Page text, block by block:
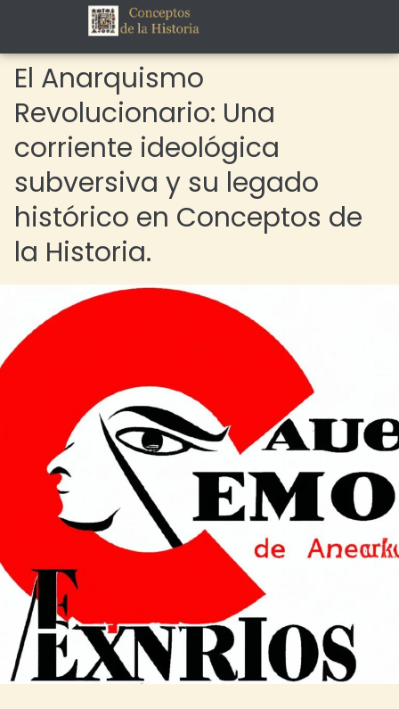
El Anarquismo
Revolucionario: Una
corriente ideológica
subversiva y su legado
histórico en Conceptos de
la Historia.